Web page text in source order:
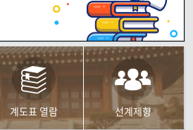
계도표 열람 선계제향